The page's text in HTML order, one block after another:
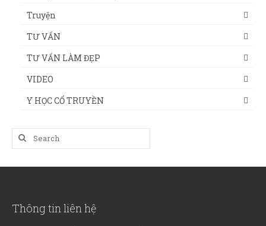
Truyện
TƯ VẤN
TƯ VẤN LÀM ĐẸP
VIDEO
Y HỌC CỔ TRUYỀN
Search
for:
Thông tin liên hệ